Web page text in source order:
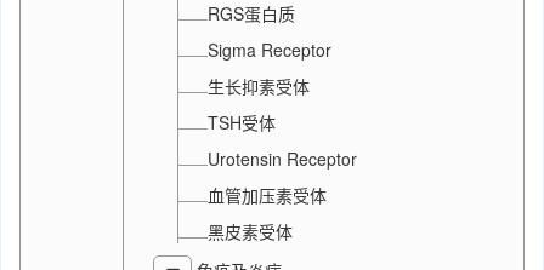
RGS蛋白质
Sigma Receptor
生长抑素受体
TSH受体
Urotensin Receptor
血管加压素受体
黑皮素受体